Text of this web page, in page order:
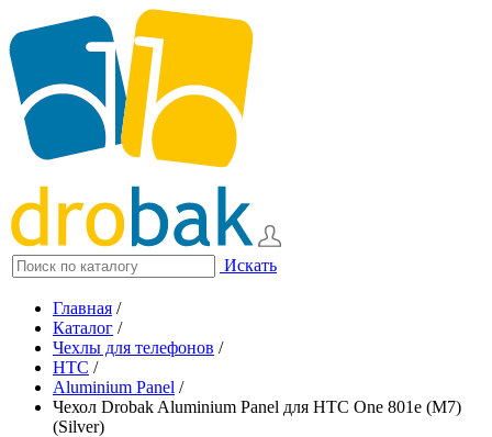
Искать
Главная /
Каталог /
Чехлы для телефонов /
HTC /
Aluminium Panel /
Чехол Drobak Aluminium Panel для HTC One 801e (M7)
(Silver)